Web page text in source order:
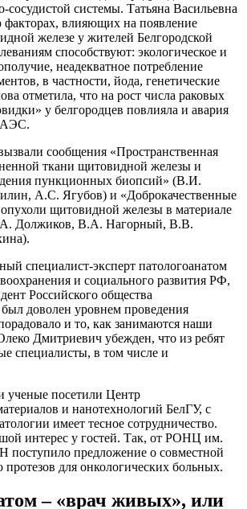
сосудистой системы. Татьяна Васильевна
факторах, влияющих на появление
железе у жителей Белгородской
способствуют: экологическое и
неадекватное потребление
в частности, йода, генетические
отметила, что на рост числа раковых
у белгородцев повлияла и авария
АЭС.
сообщения «Пространственная
ткани щитовидной железы и
пункционных биопсий» (В.И.
А.С. Ягубов) и «Доброкачественные
щитовидной железы в материале
Должиков, В.А. Нагорный, В.В.
специалист-эксперт патологоанатом
и социального развития РФ,
Российского общества
доволен уровнем проведения
и то, как занимаются наши
Дмитриевич убежден, что из ребят
специалисты, в том числе и
ученые посетили Центр
и нанотехнологий БелГУ, с
имеет тесное сотрудничество.
интерес у гостей. Так, от РОНЦ им.
предложение о совместной
протезов для онкологических больных.
– «врач живых», или